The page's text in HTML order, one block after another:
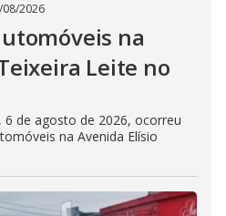
08/2026
na
Leite no
de agosto de 2026, ocorreu
na Avenida Elísio